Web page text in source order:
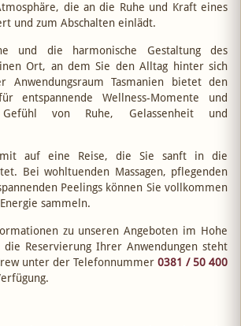
die an die Ruhe und Kraft eines
und zum Abschalten einlädt.
und die harmonische Gestaltung des
Ort, an dem Sie den Alltag hinter sich
Anwendungsraum Tasmanien bietet den
entspannende Wellness-Momente und
von Ruhe, Gelassenheit und
auf eine Reise, die Sie sanft in die
Bei wohltuenden Massagen, pflegenden
Peelings können Sie vollkommen
sammeln.
zu unseren Angeboten im Hohe
Reservierung Ihrer Anwendungen steht
unter der Telefonnummer 0381 / 50 400